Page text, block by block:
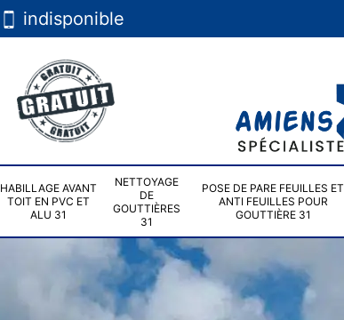
indisponible
HABILLAGE AVANT
TOIT EN PVC ET
ALU 31
NETTOYAGE
DE
GOUTTIÈRES
31
POSE DE PARE FEUILLES ET
ANTI FEUILLES POUR
GOUTTIÈRE 31